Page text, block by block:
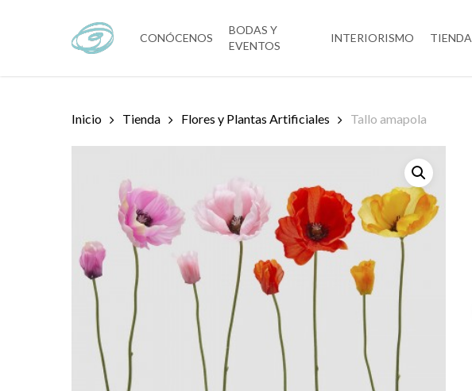
CONÓCENOS
BODAS Y
EVENTOS
INTERIORISMO TIENDA
Inicio Tienda Flores y Plantas Artificiales Tallo amapola